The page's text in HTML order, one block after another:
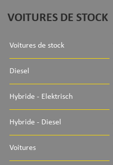
VOITURES DE STOCK
Voitures de stock
Diesel
Hybride - Elektrisch
Hybride - Diesel
Voitures